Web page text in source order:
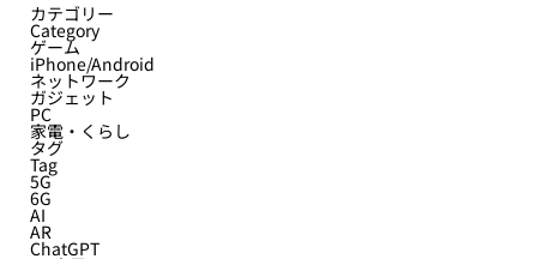
カテゴリー
Category
ゲーム
iPhone/Android
ネットワーク
ガジェット
PC
家電・くらし
タグ
Tag
5G
6G
AI
AR
ChatGPT